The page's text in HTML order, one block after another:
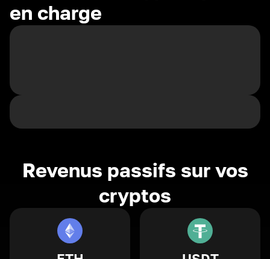
en charge
Revenus passifs sur vos
cryptos